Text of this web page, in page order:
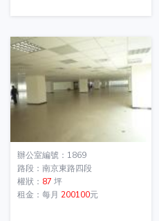
辦公室編號：1869
路段：南京東路四段
權狀： 87 坪
租金：每月 200100元